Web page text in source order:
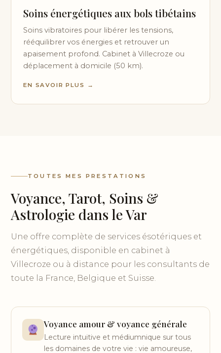
Soins énergétiques aux bols tibétains
Soins vibratoires pour libérer les tensions,
rééquilibrer vos énergies et retrouver un
apaisement profond. Cabinet à Villecroze ou
déplacement à domicile (50 km).
EN SAVOIR PLUS →
TOUTES MES PRESTATIONS
Voyance, Tarot, Soins &
Astrologie dans le Var
Une offre complète de services ésotériques et
énergétiques, disponible en cabinet à
Villecroze ou à distance pour les consultants de
toute la France, Belgique et Suisse.
Voyance amour & voyance générale
Lecture intuitive et médiumnique sur tous
les domaines de votre vie : vie amoureuse,